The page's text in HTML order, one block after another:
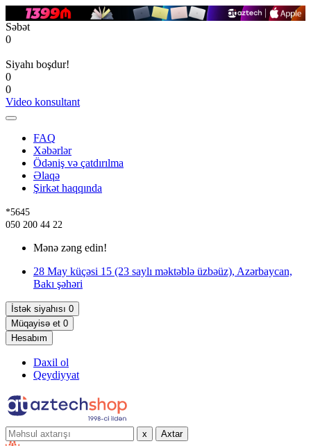
Səbət
0
Siyahı boşdur!
0
0
Video konsultant
FAQ
Xəbərlər
Ödəniş və çatdırılma
Əlaqə
Şirkət haqqında
*5645
050 200 44 22
Mənə zəng edin!
28 May küçəsi 15 (23 saylı məktəblə üzbəüz), Azərbaycan,
Bakı şəhəri
İstək siyahısı 0
Müqayisə et 0
Hesabım
Daxil ol
Qeydiyyat
x Axtar